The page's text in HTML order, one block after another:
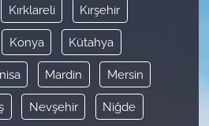
Kırklareli Kırşehir
Konya Kütahya
Mardin Mersin
Nevşehir Niğde